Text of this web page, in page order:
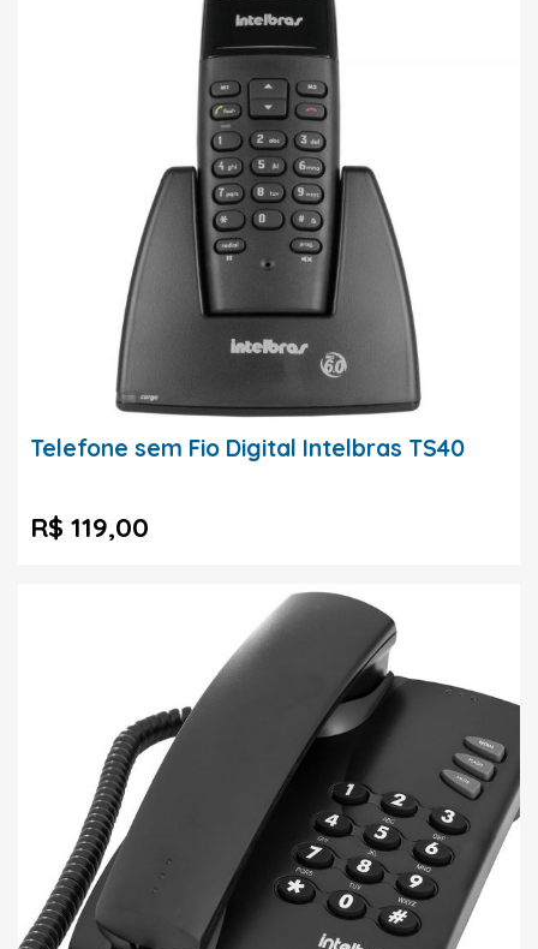
Telefone sem Fio Digital Intelbras TS40
R$ 119,00